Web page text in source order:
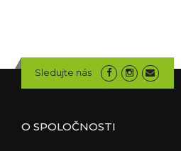
Sledujte nás
O SPOLOČNOSTI